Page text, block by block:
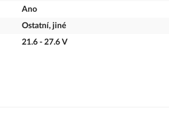
Ano
Ostatní, jiné
21.6 - 27.6 V